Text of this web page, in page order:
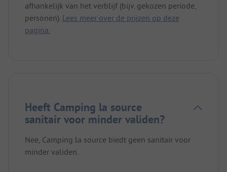
afhankelijk van het verblijf (bijv. gekozen periode,
personen). Lees meer over de prijzen op deze
pagina.
Heeft Camping la source
sanitair voor minder validen?
Nee, Camping la source biedt geen sanitair voor
minder validen.